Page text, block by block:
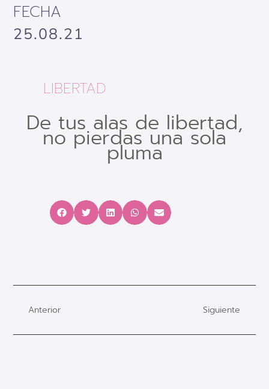
FECHA
25.08.21
LIBERTAD
De tus alas de libertad,
no pierdas una sola
pluma
Anterior Siguiente